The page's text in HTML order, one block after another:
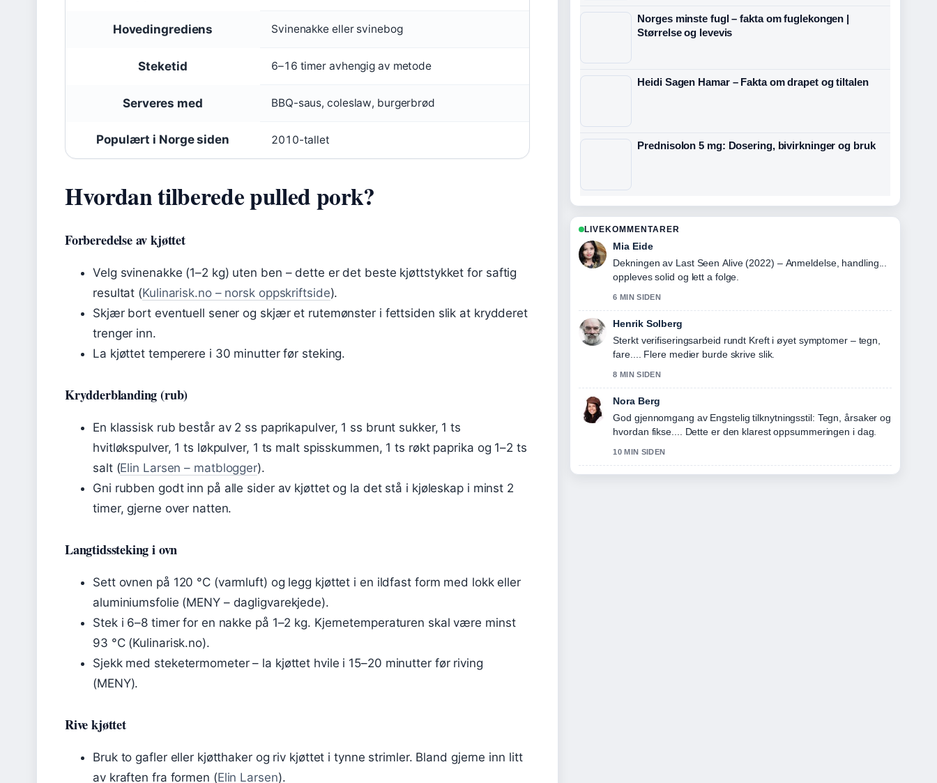
Hovedingrediens Svinenakke eller svinebog
Steketid 6–16 timer avhengig av metode
Serveres med BBQ-saus, coleslaw, burgerbrød
Populært i Norge siden 2010-tallet
Hvordan tilberede pulled pork?
Forberedelse av kjøttet
Velg svinenakke (1–2 kg) uten ben – dette er det beste kjøttstykket for saftig
resultat (Kulinarisk.no – norsk oppskriftside).
Skjær bort eventuell sener og skjær et rutemønster i fettsiden slik at krydderet
trenger inn.
La kjøttet temperere i 30 minutter før steking.
Krydderblanding (rub)
En klassisk rub består av 2 ss paprikapulver, 1 ss brunt sukker, 1 ts
hvitløkspulver, 1 ts løkpulver, 1 ts malt spisskummen, 1 ts røkt paprika og 1–2 ts
salt (Elin Larsen – matblogger).
Gni rubben godt inn på alle sider av kjøttet og la det stå i kjøleskap i minst 2
timer, gjerne over natten.
Langtidssteking i ovn
Sett ovnen på 120 °C (varmluft) og legg kjøttet i en ildfast form med lokk eller
aluminiumsfolie (MENY – dagligvarekjede).
Stek i 6–8 timer for en nakke på 1–2 kg. Kjernetemperaturen skal være minst
93 °C (Kulinarisk.no).
Sjekk med steketermometer – la kjøttet hvile i 15–20 minutter før riving
(MENY).
Rive kjøttet
Bruk to gafler eller kjøtthaker og riv kjøttet i tynne strimler. Bland gjerne inn litt
av kraften fra formen (Elin Larsen).
Norges minste fugl – fakta om fuglekongen |
Størrelse og levevis
Heidi Sagen Hamar – Fakta om drapet og tiltalen
Prednisolon 5 mg: Dosering, bivirkninger og bruk
LIVEKOMMENTARER
Mia Eide
Dekningen av Last Seen Alive (2022) – Anmeldelse, handling...
oppleves solid og lett a folge.
6 MIN SIDEN
Henrik Solberg
Sterkt verifiseringsarbeid rundt Kreft i øyet symptomer – tegn,
fare.... Flere medier burde skrive slik.
8 MIN SIDEN
Nora Berg
God gjennomgang av Engstelig tilknytningsstil: Tegn, årsaker og
hvordan fikse.... Dette er den klarest oppsummeringen i dag.
10 MIN SIDEN